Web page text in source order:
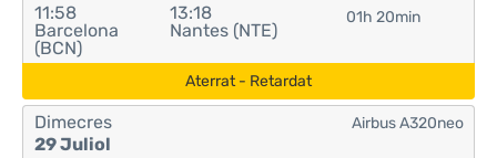
11:58
Barcelona
(BCN)
13:18
Nantes (NTE)
01h 20min
Aterrat - Retardat
Dimecres
29 Juliol
Airbus A320neo